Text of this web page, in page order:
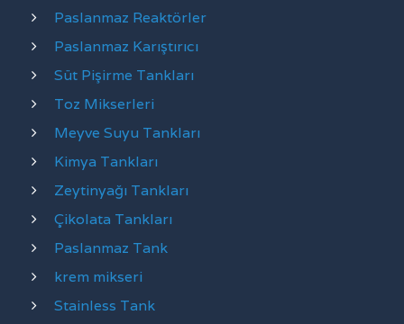
Paslanmaz Reaktörler
Paslanmaz Karıştırıcı
Süt Pişirme Tankları
Toz Mikserleri
Meyve Suyu Tankları
Kimya Tankları
Zeytinyağı Tankları
Çikolata Tankları
Paslanmaz Tank
krem mikseri
Stainless Tank